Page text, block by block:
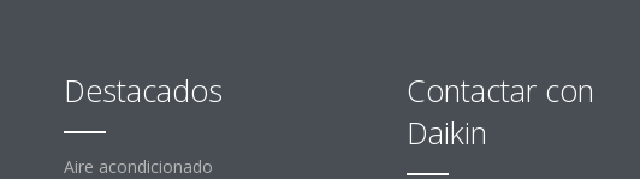
Destacados
Aire acondicionado
Contactar con
Daikin